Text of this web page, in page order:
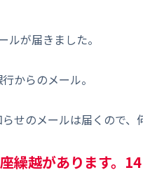
ルが届きました。
からのメール。
せのメールは届くので、
座繰越があります。